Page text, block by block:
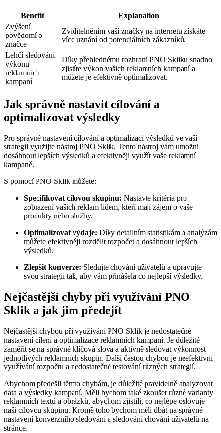
Benefit
Explanation
Zvýšení
povědomí o
značce
Zviditelněním vaší značky na internetu získáte
více uznání od potenciálních zákazníků.
Lehčí sledování
výkonu
reklamních
kampaní
Díky přehlednému rozhraní PNO Skliku snadno
zjistíte výkon vašich reklamních kampaní a
můžete je efektivně optimalizovat.
Jak správně nastavit cílování a
optimalizovat výsledky
Pro správné nastavení cílování a optimalizaci výsledků ve vaší
strategii využijte nástroj PNO Sklik. Tento nástroj vám umožní
dosáhnout lepších výsledků a efektivněji využít vaše reklamní
kampaně.
S pomocí PNO Sklik můžete:
Specifikovat cílovou skupinu: Nastavte kritéria pro
zobrazení vašich reklam lidem, kteří mají zájem o vaše
produkty nebo služby.
Optimalizovat výdaje: Díky detailním statistikám a analýzám
můžete efektivněji rozdělit rozpočet a dosáhnout lepších
výsledků.
Zlepšit konverze: Sledujte chování uživatelů a upravujte
svou strategii tak, aby vám přinášela co nejlepší výsledky.
Nejčastější chyby při využívání PNO
Sklik a jak jim předejít
Nejčastější chybou při využívání PNO Sklik je nedostatečné
nastavení cílení a optimalizace reklamních kampaní. Je důležité
zaměřit se na správné klíčová slova a aktivně sledovat výkonnost
jednotlivých reklamních skupin. Další častou chybou je neefektivní
využívání rozpočtu a nedostatečné testování různých strategií.
Abychom předešli těmto chybám, je důležité pravidelně analyzovat
data a výsledky kampaní. Měli bychom také zkoušet různé varianty
reklamních textů a obrázků, abychom zjistili, co nejlépe oslovuje
naši cílovou skupinu. Kromě toho bychom měli dbát na správné
nastavení konverzního sledování a sledování chování uživatelů na
stránce.